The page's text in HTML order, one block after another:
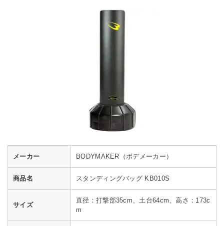
メーカー BODYMAKER（ボデメーカー）
商品名 スタンディングバッグ KB010S
サイズ
直径：打撃部35cm、土台64cm、高さ：173c
m